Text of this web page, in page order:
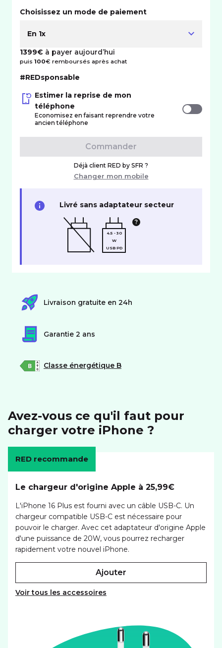
Choisissez un mode de paiement
En 1x
1399€ à payer aujourd’hui
puis 100€ remboursés après achat
#REDsponsable
Estimer la reprise de mon
téléphone
Economisez en faisant reprendre votre
ancien téléphone
Commander
Déjà client RED by SFR ?
Changer mon mobile
Livré sans adaptateur secteur
4.5 - 30
W
USB PD
Livraison gratuite en 24h
Garantie 2 ans
Classe énergétique B
Avez-vous ce qu'il faut pour
charger votre iPhone ?
RED recommande
Le chargeur d'origine Apple à 25,99€
L'iPhone 16 Plus est fourni avec un câble USB-C. Un
chargeur compatible USB-C est nécessaire pour
pouvoir le charger. Avec cet adaptateur d'origine Apple
d'une puissance de 20W, vous pourrez recharger
rapidement votre nouvel iPhone.
ajouter
Voir tous les accessoires